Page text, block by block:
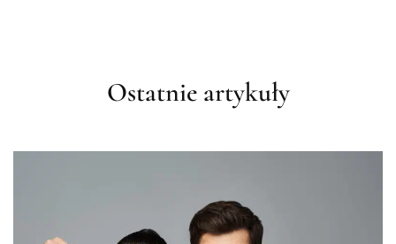
Ostatnie artykuły